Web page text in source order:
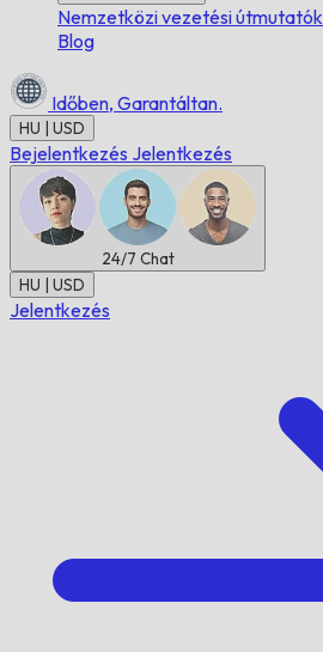
Nemzetközi vezetési útmutatók
Blog
Időben, Garantáltan.
HU | USD
Bejelentkezés Jelentkezés
24/7 Chat
HU | USD
Jelentkezés